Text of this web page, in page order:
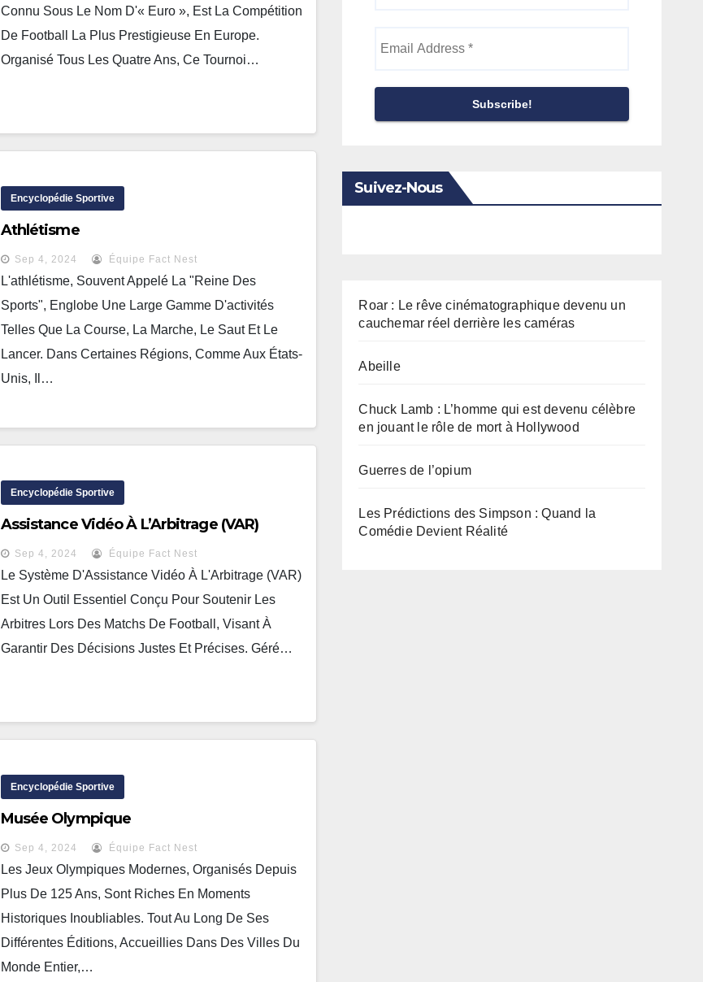
Connu Sous Le Nom D'« Euro », Est La Compétition
De Football La Plus Prestigieuse En Europe.
Organisé Tous Les Quatre Ans, Ce Tournoi…
Encyclopédie Sportive
Athlétisme
Sep 4, 2024 Équipe Fact Nest
L'athlétisme, Souvent Appelé La "reine Des
Sports", Englobe Une Large Gamme D'activités
Telles Que La Course, La Marche, Le Saut Et Le
Lancer. Dans Certaines Régions, Comme Aux États-
Unis, Il…
Encyclopédie Sportive
Assistance Vidéo À L’Arbitrage (VAR)
Sep 4, 2024 Équipe Fact Nest
Le Système D'Assistance Vidéo À L'Arbitrage (VAR)
Est Un Outil Essentiel Conçu Pour Soutenir Les
Arbitres Lors Des Matchs De Football, Visant À
Garantir Des Décisions Justes Et Précises. Géré…
Encyclopédie Sportive
Musée Olympique
Sep 4, 2024 Équipe Fact Nest
Les Jeux Olympiques Modernes, Organisés Depuis
Plus De 125 Ans, Sont Riches En Moments
Historiques Inoubliables. Tout Au Long De Ses
Différentes Éditions, Accueillies Dans Des Villes Du
Monde Entier,…
Address
Suivez-Nous
Roar : Le rêve cinématographique devenu un
cauchemar réel derrière les caméras
Abeille
Chuck Lamb : L’homme qui est devenu célèbre
en jouant le rôle de mort à Hollywood
Guerres de l’opium
Les Prédictions des Simpson : Quand la
Comédie Devient Réalité